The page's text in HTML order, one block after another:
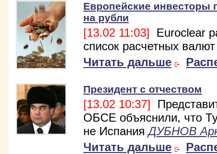
Европейские инвесторы
на рубли
[13.02 11:03] Euroclear
список расчетных валют
Читать дальше
Президент с отчеством
[13.02 10:37]
ОБСЕ объяснили, что
не ИспанияДУБНОВ
Читать дальше